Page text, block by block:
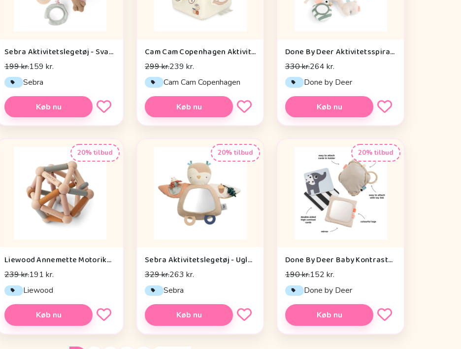
Sebra Aktivitetslegetøj - Svane
199 kr.159 kr.
Sebra
Køb nu
Cam Cam Copenhagen Aktivitetsterning - OCS - Vintage Toys
299 kr.239 kr.
Cam Cam Copenhagen
Køb nu
Done By Deer Aktivitetsspiral - Lalee Sand
330 kr.264 kr.
Done by Deer
Køb nu
20% tilbud
Liewood Annemette Motorikbold - Mustard Multi Mix
239 kr.191 kr.
Liewood
Køb nu
20% tilbud
Sebra Aktivitetslegetøj - Uglen Blinky
329 kr.263 kr.
Sebra
Køb nu
20% tilbud
Done By Deer Baby Kontrastkortholder - Deer Friends - Sand
190 kr.152 kr.
Done by Deer
Køb nu